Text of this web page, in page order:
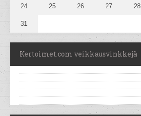
24 25 26 27 28
31
Kertoimet.com veikkausvinkkejä